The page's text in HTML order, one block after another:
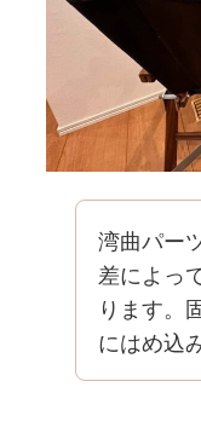
湾曲パー
差によっ
ります。
にはめ込